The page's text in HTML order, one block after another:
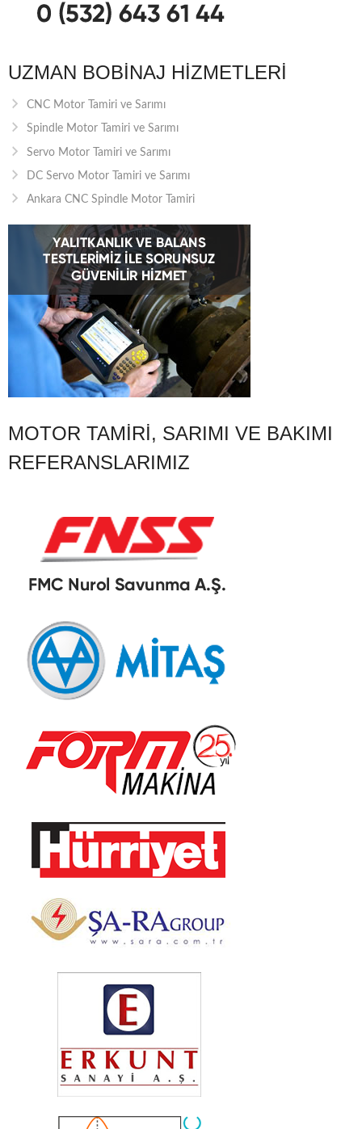
UZMAN BOBINAJ HIZMETLERI
CNC Motor Tamiri ve Sarımı
Spindle Motor Tamiri ve Sarımı
Servo Motor Tamiri ve Sarımı
DC Servo Motor Tamiri ve Sarımı
Ankara CNC Spindle Motor Tamiri
MOTOR TAMIRI, SARIMI VE BAKIMI
REFERANSLARIMIZ